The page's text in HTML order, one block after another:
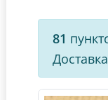
81
Доставка